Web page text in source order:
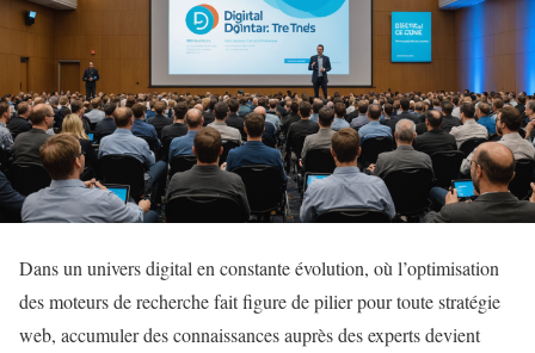
Dans un univers digital en constante évolution, où l’optimisation
des moteurs de recherche fait figure de pilier pour toute stratégie
web, accumuler des connaissances auprès des experts devient